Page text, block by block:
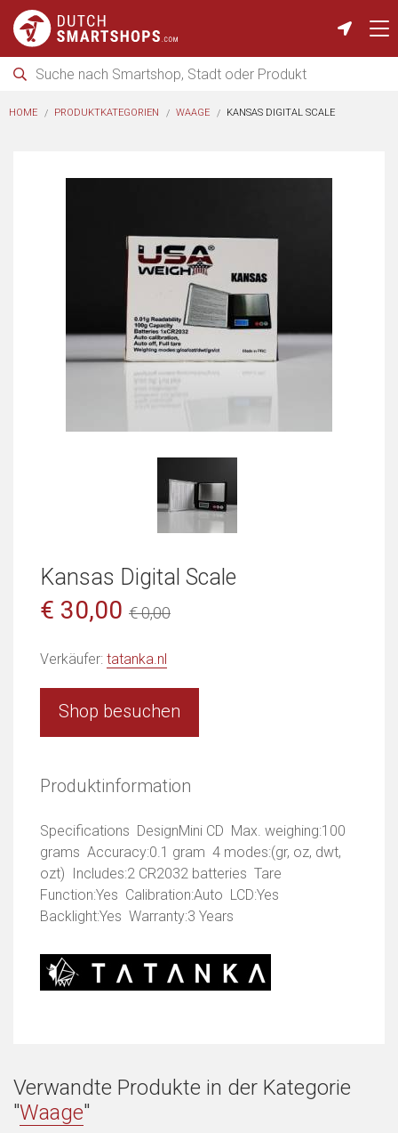
HOME PRODUKTKATEGORIEN WAAGE KANSAS DIGITAL SCALE
Kansas Digital Scale
€ 30,00 € 0,00
Verkäufer: tatanka.nl
Shop besuchen
Produktinformation
Specifications DesignMini CD Max. weighing:100
grams Accuracy:0.1 gram 4 modes:(gr, oz, dwt,
ozt) Includes:2 CR2032 batteries Tare
Function:Yes Calibration:Auto LCD:Yes
Backlight:Yes Warranty:3 Years
Verwandte Produkte in der Kategorie
"Waage"